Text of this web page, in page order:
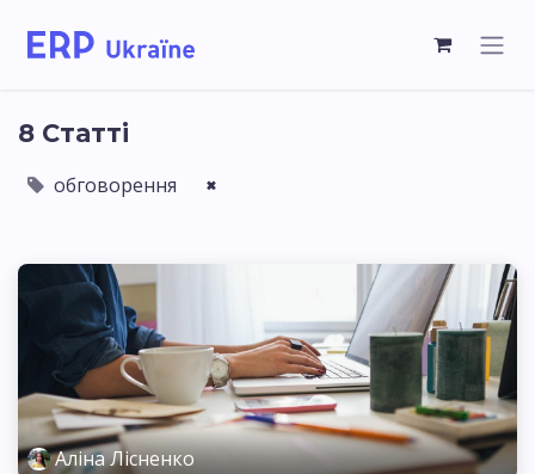
8 Статті
обговорення ×
Аліна Лісненко